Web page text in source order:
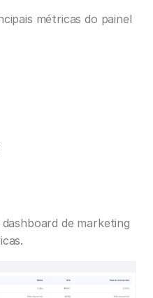
métricas do painel
de marketing